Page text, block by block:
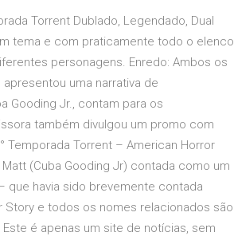
Torrent Dublado, Legendado, Dual
tema e com praticamente todo o elenco
personagens. Enredo: Ambos os
uma narrativa de
Gooding Jr., contam para os
também divulgou um promo com
Temporada Torrent – American Horror
(Cuba Gooding Jr) contada como um
que havia sido brevemente contada
Story e todos os nomes relacionados são
é apenas um site de notí­cias, sem